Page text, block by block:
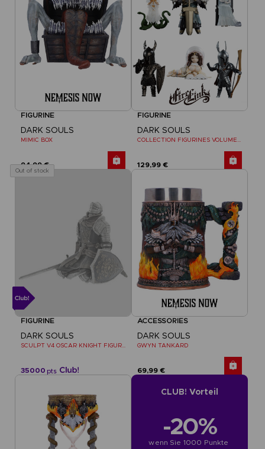
FIGURINE
DARK SOULS
MIMIC BOX
94,99 €
FIGURINE
DARK SOULS
COLLECTION FIGURINES VOLUME 2
129,99 €
Out of stock
FIGURINE
DARK SOULS
SCULPT V4 OSCAR KNIGHT FIGURINE
35000 pts
ACCESSORIES
DARK SOULS
GWYN TANKARD
69,99 €
CLUB! Vorteil
-20%
wenn Sie 1000 Punkte